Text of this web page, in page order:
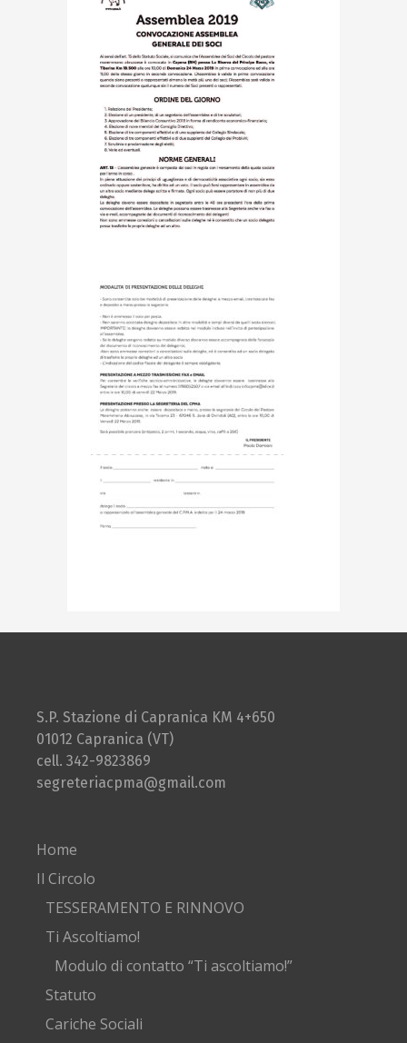
S.P. Stazione di Capranica KM 4+650
01012 Capranica (VT)
cell. 342-9823869
segreteriacpma@gmail.com
Home
Il Circolo
TESSERAMENTO E RINNOVO
Ti Ascoltiamo!
Modulo di contatto “Ti ascoltiamo!”
Statuto
Cariche Sociali